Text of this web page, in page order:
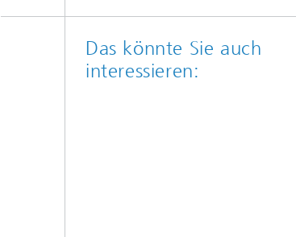
Das könnte Sie auch
interessieren: